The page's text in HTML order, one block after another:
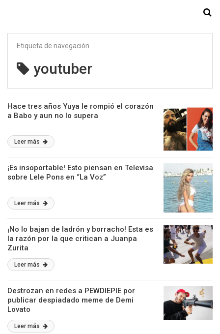
Etiqueta de navegación
youtuber
Hace tres años Yuya le rompió el corazón
a Babo y aun no lo supera
Leer más
¡Es insoportable! Esto piensan en Televisa
sobre Lele Pons en “La Voz”
Leer más
¡No lo bajan de ladrón y borracho! Esta es
la razón por la que critican a Juanpa
Zurita
Leer más
Destrozan en redes a PEWDIEPIE por
publicar despiadado meme de Demi
Lovato
Leer más